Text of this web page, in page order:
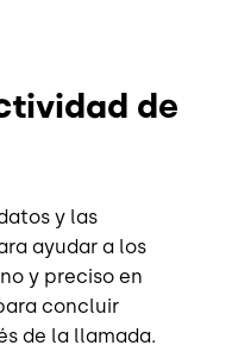
de
y las
ayudar a los
y preciso en
concluir
de la llamada.